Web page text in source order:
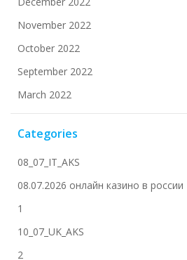
November 2022
October 2022
September 2022
March 2022
Categories
08_07_IT_AKS
08.07.2026 онлайн казино в россии
1
10_07_UK_AKS
2